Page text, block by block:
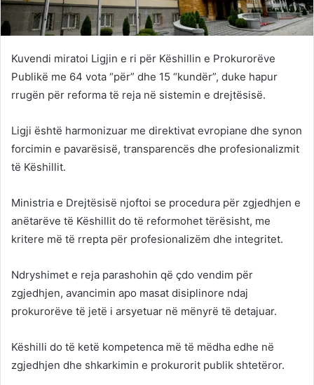
Kuvendi miratoi Ligjin e ri për Këshillin e Prokurorëve
Publikë me 64 vota “për” dhe 15 “kundër”, duke hapur
rrugën për reforma të reja në sistemin e drejtësisë.
Ligji është harmonizuar me direktivat evropiane dhe synon
forcimin e pavarësisë, transparencës dhe profesionalizmit
të Këshillit.
Ministria e Drejtësisë njoftoi se procedura për zgjedhjen e
anëtarëve të Këshillit do të reformohet tërësisht, me
kritere më të rrepta për profesionalizëm dhe integritet.
Ndryshimet e reja parashohin që çdo vendim për
zgjedhjen, avancimin apo masat disiplinore ndaj
prokurorëve të jetë i arsyetuar në mënyrë të detajuar.
Këshilli do të ketë kompetenca më të mëdha edhe në
zgjedhjen dhe shkarkimin e prokurorit publik shtetëror.